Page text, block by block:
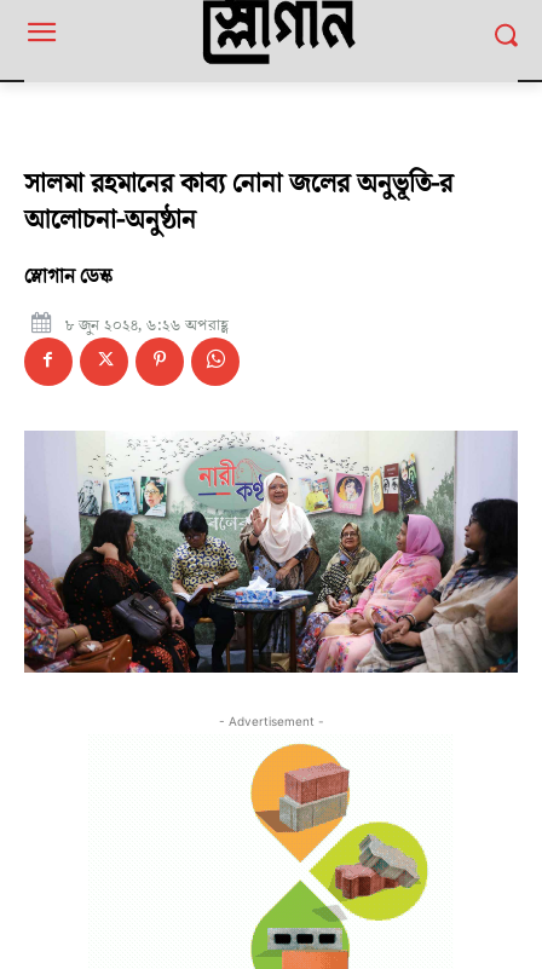
সালমা রহমানের কাব্য নোনা জলের অনুভূতি-র
আলোচনা-অনুষ্ঠান
স্লোগান ডেস্ক
৮ জুন ২০২৪, ৬:২৬ অপরাহ্ণ
- Advertisement -